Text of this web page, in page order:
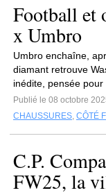
Football et
x Umbro
Umbro enchaîne,
diamant retrouve
inédite, pensée pour
Publié le 08 octobre
CHAUSSURES, CÔTÉ
C.P.
FW25, la